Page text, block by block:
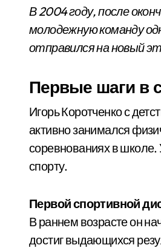
В 2004 году, после
молодежную команду
отправился на новый
Первые шаги в
Игорь Коротченко с
активно занимался
соревнованиях в школе.
спорту.
Первой спортивной
В раннем возрасте он
достиг выдающихся